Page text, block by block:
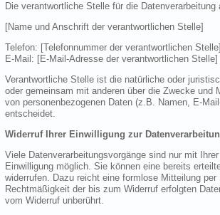
Die verantwortliche Stelle für die
[Name und Anschrift der verantwortlichen Stelle]
Telefon: [Telefonnummer der verantwortlichen Stelle]
E-Mail: [E-Mail-Adresse der verantwortlichen Stelle]
Verantwortliche Stelle ist die natürliche oder
oder gemeinsam mit anderen über die Zwecke und
von personenbezogenen Daten (z.B. Namen, E-
entscheidet.
Widerruf Ihrer Einwilligung zur
Viele Datenverarbeitungsvorgänge sind nur mit
Einwilligung möglich. Sie können eine bereits
widerrufen. Dazu reicht eine formlose Mitteilung
Rechtmäßigkeit der bis zum Widerruf erfolgten
vom Widerruf unberührt.